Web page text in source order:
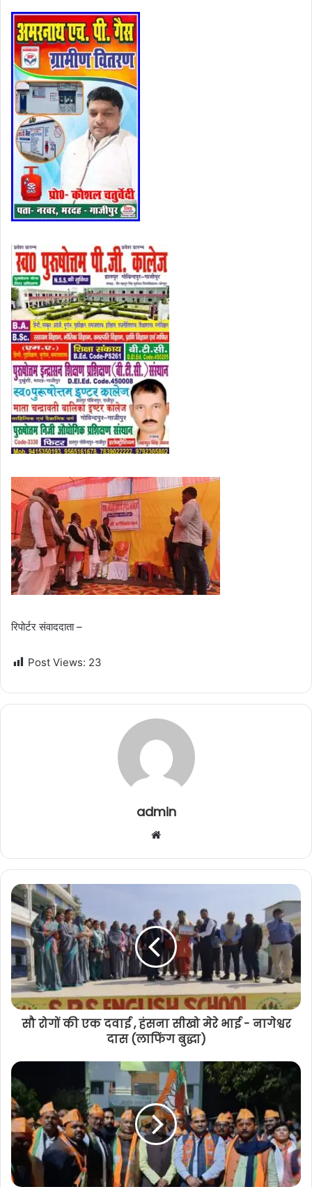
रिपोर्टर संवाददाता –
Post Views: 23
admin
b
s
t
e
सौ रोगों की एक दवाई , हंसना सीखो मेरे भाई - नागेश्वर
दास (लाफिंग बुद्धा)